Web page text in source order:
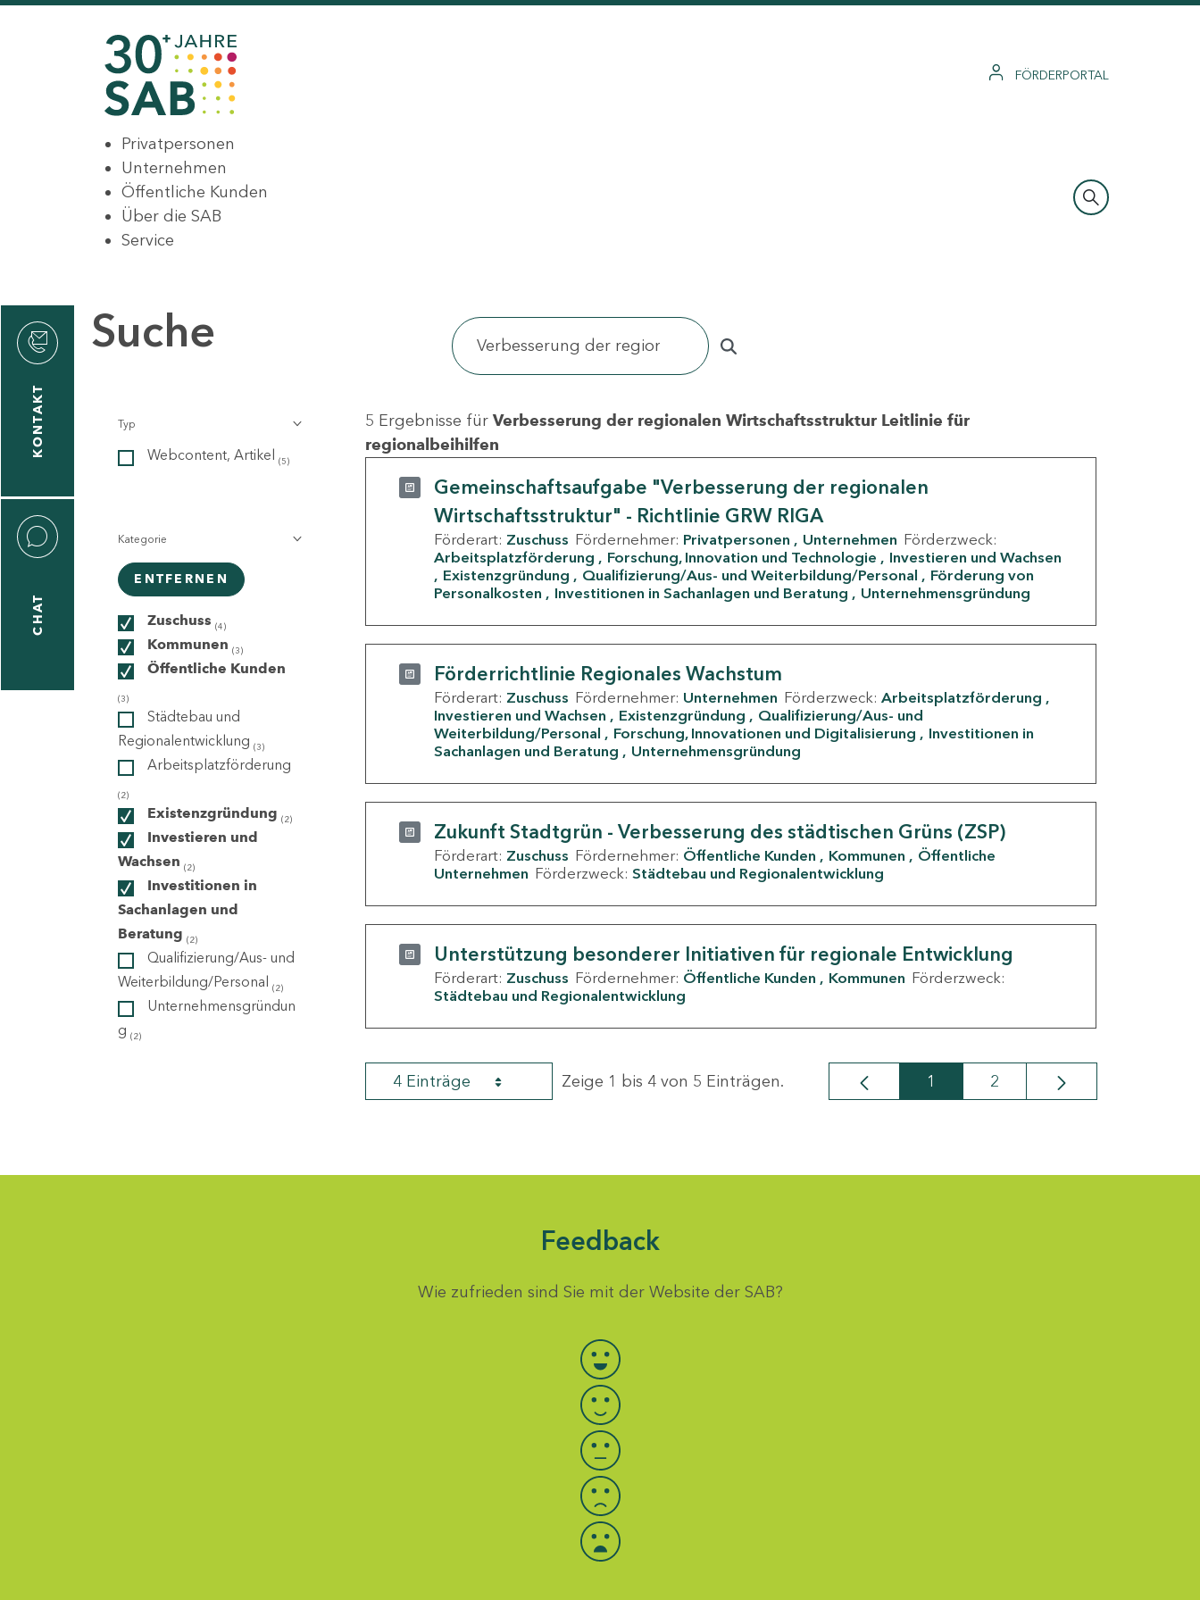
FÖRDERPORTAL
Privatpersonen
Unternehmen
Öffentliche Kunden
Über die SAB
Service
KONTAKT
CHAT
Suche
Typ
Webcontent, Artikel (5)
Kategorie
ENTFERNEN
Zuschuss (4)
Kommunen (3)
Öffentliche Kunden
(3)
Städtebau und
Regionalentwicklung (3)
Arbeitsplatzförderung
(2)
Existenzgründung (2)
Investieren und
Wachsen (2)
Investitionen in
Sachanlagen und
Beratung (2)
Qualifizierung/Aus- und
Weiterbildung/Personal (2)
Unternehmensgründun
g (2)
5 Ergebnisse für Verbesserung der regionalen Wirtschaftsstruktur Leitlinie für
regionalbeihilfen
Gemeinschaftsaufgabe "Verbesserung der regionalen
Wirtschaftsstruktur" - Richtlinie GRW RIGA
Förderart: Zuschuss Fördernehmer: Privatpersonen Unternehmen Förderzweck:
Arbeitsplatzförderung
Forschung, Innovation und Technologie
Investieren und Wachsen
Existenzgründung
Qualifizierung/Aus- und Weiterbildung/Personal
Förderung von
Personalkosten
Investitionen in Sachanlagen und Beratung Unternehmensgründung
Förderrichtlinie Regionales Wachstum
Förderart: Zuschuss Fördernehmer: Unternehmen Förderzweck: Arbeitsplatzförderung
Investieren und Wachsen
Existenzgründung
Qualifizierung/Aus- und
Weiterbildung/Personal
Forschung, Innovationen und Digitalisierung
Investitionen in
Sachanlagen und Beratung
Unternehmensgründung
Zukunft Stadtgrün - Verbesserung des städtischen Grüns (ZSP)
Förderart: Zuschuss Fördernehmer: Öffentliche Kunden Kommunen
Öffentliche
Unternehmen Förderzweck: Städtebau und Regionalentwicklung
Unterstützung besonderer Initiativen für regionale Entwicklung
Förderart: Zuschuss Fördernehmer: Öffentliche Kunden Kommunen Förderzweck:
Städtebau und Regionalentwicklung
4 Einträge Zeige 1 bis 4 von 5 Einträgen. Seite
1 Seite
2
Feedback
Wie zufrieden sind Sie mit der Website der SAB?
Bewertung auswählen